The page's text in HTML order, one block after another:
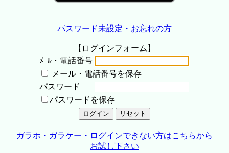
パスワード未設定・お忘れの方
【ログインフォーム】
ﾒｰﾙ・電話番号
メール・電話番号を保存
パスワード
パスワードを保存
ガラホ・ガラケー・ログインできない方はこちらから
お試し下さい